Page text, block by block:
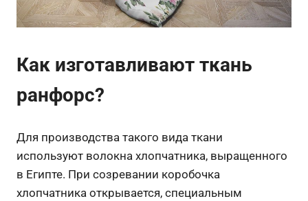
Как изготавливают ткань
ранфорс?
Для производства такого вида ткани
используют волокна хлопчатника, выращенного
в Египте. При созревании коробочка
хлопчатника открывается, специальным